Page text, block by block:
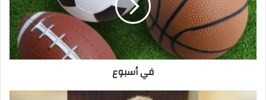
إ
ل
ك
ت
ر
في أسبوع